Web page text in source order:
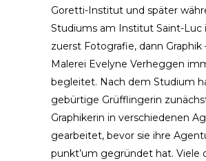
Goretti-Institut und später
Studiums am Institut Saint-Luc
zuerst Fotografie, dann Graphik
Malerei Evelyne Verheggen
begleitet. Nach dem Studium
gebürtige Grüfflingerin
Graphikerin in verschiedenen
gearbeitet, bevor sie ihre
punkt’um gegründet hat. Viele